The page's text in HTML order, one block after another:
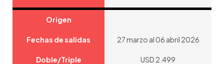
Origen
Fechas de salidas 27 marzo al 06 abril 2026
Doble/Triple USD 2.499